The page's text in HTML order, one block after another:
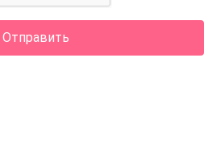
Отправить